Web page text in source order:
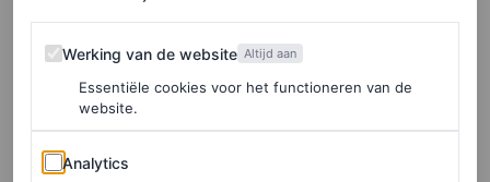
tijgerprint
Waar luipaardprint al jaren overal te zien is en koeien- en
hertenprint bezig zijn aan een bescheiden comeback,
heeft tijgerprint altijd een wat twijfelachtige reputatie
Werking van de website
Werking van de website Altijd aan
Essentiële cookies voor het functioneren van de
website.
Analytics
Analytics